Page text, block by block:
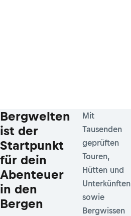
Bergwelten
ist der
Startpunkt
für dein
Abenteuer
in den
Bergen
Mit
Tausenden
geprüften
Touren,
Hütten und
Unterkünften
sowie
Bergwissen